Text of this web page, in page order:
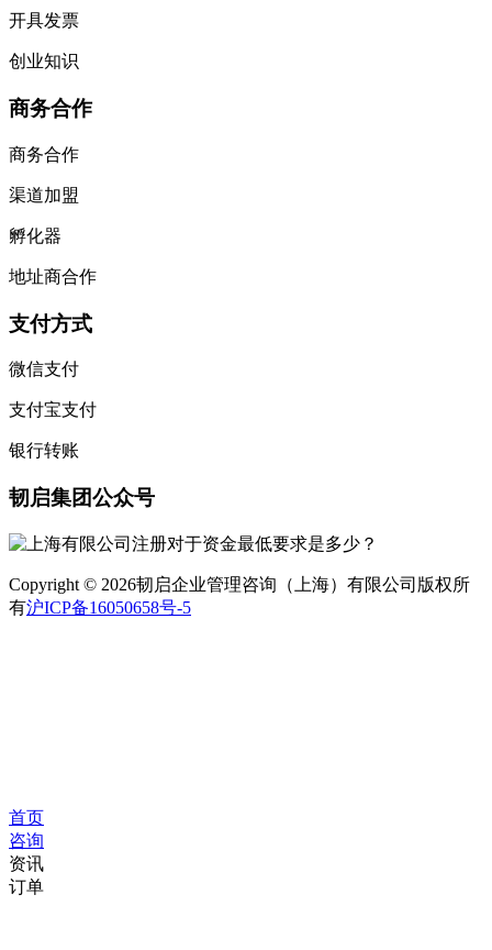
开具发票
创业知识
商务合作
商务合作
渠道加盟
孵化器
地址商合作
支付方式
微信支付
支付宝支付
银行转账
韧启集团公众号
Copyright © 2026韧启企业管理咨询（上海）有限公司版权所
有沪ICP备16050658号-5
首页
咨询
资讯
订单